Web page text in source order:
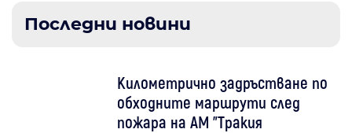
Последни новини
Километрично задръстване по
обходните маршрути след
пожара на АМ "Тракия